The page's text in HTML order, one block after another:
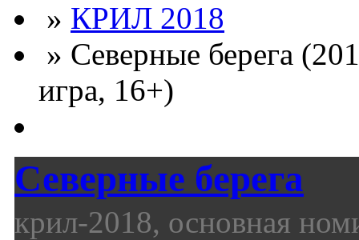
» КРИЛ 2018
» Северные берега
игра, 16+)
Северные берега
крил-2018, основная